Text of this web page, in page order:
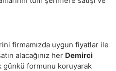
firmamızda uygun fiyatlar ile
alacağınız her Demirci
günkü formunu koruyarak